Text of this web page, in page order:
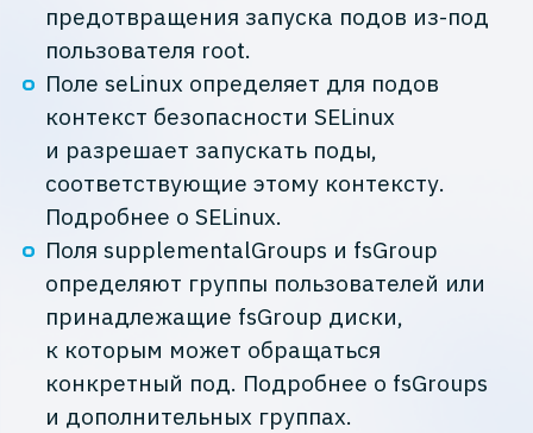
предотвращения запуска подов из-под
пользователя root.
Поле seLinux определяет для подов
контекст безопасности SELinux
и разрешает запускать поды,
соответствующие этому контексту.
Подробнее о SELinux.
Поля supplementalGroups и fsGroup
определяют группы пользователей или
принадлежащие fsGroup диски,
к которым может обращаться
конкретный под. Подробнее о fsGroups
и дополнительных группах.